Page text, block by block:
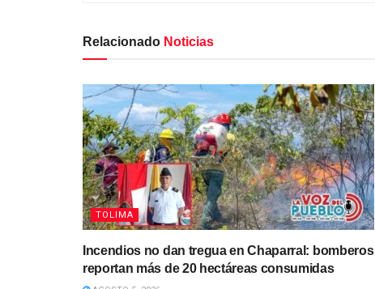
Relacionado Noticias
TOLIMA
Incendios no dan tregua en Chaparral: bomberos
reportan más de 20 hectáreas consumidas